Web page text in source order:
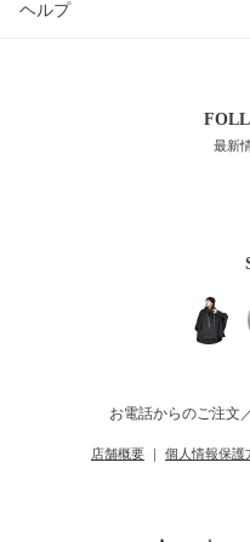
ヘルプ
最新
お電話からのご注文
店舗概要 ｜ 個人情報保護